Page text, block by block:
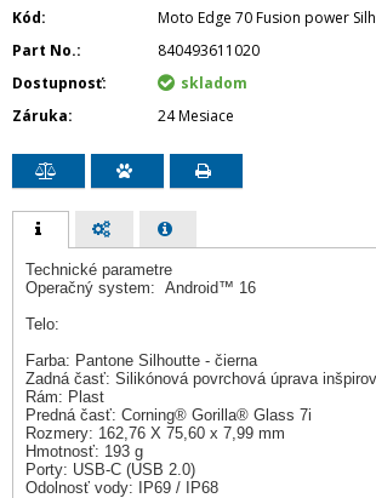
Kód
Moto Edge 70 Fusion power Silh
Part No.
840493611020
Dostupnosť
skladom
Záruka
24 Mesiace
Technické parametre
Operačný system: Android™ 16
Telo:
Farba: Pantone Silhoutte - čierna
Zadná časť: Silikónová povrchová úprava
Rám: Plast
Predná časť: Corning® Gorilla® Glass 7i
Rozmery: 162,76 X 75,60 x 7,99 mm
Hmotnosť: 193 g
Porty: USB-C (USB 2.0)
Odolnosť vody: IP69 / IP68